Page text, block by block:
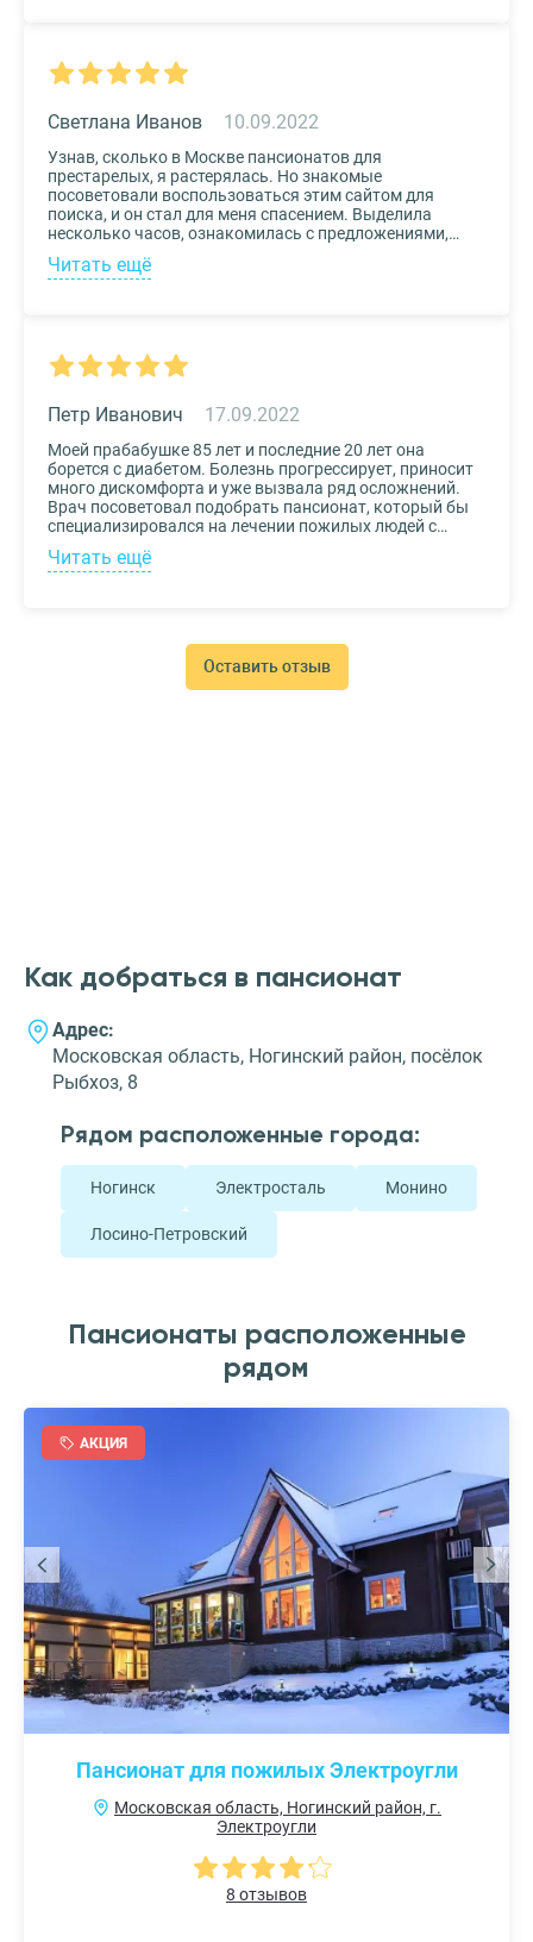
10.09.2022
Светлана Иванов
Узнав, сколько в Москве пансионатов для
престарелых, я растерялась. Но знакомые
посоветовали воспользоваться этим сайтом для
поиска, и он стал для меня спасением. Выделила
несколько часов, ознакомилась с предложениями,
доступными мне по цене и месту расположения и
выбрала два варианта. Связалась с администрацией
Читать ещё
17.09.2022
Петр Иванович
Моей прабабушке 85 лет и последние 20 лет она
борется с диабетом. Болезнь прогрессирует, приносит
много дискомфорта и уже вызвала ряд осложнений.
Врач посоветовал подобрать пансионат, который бы
специализировался на лечении пожилых людей с
диабетом. К выбору заведения подошли со всей
серьезностью, важно было, чтобы за прабабушкой
окружили заботой. Таким заведением оказался
пансионат для пожилых Опека. Находится в Москве, в
соседнем районе, поэтому проведывать дорогого нам
Читать ещё
Оставить отзыв
Как добраться в пансионат
Адрес:
Московская область, Ногинский район, посёлок
Рыбхоз, 8
Рядом расположенные города:
Ногинск Электросталь Монино
Лосино-Петровский
Пансионаты расположенные
рядом
АКЦИЯ
Пансионат для пожилых Электроугли
Московская область, Ногинский район, г.
Электроугли
8 отзывов